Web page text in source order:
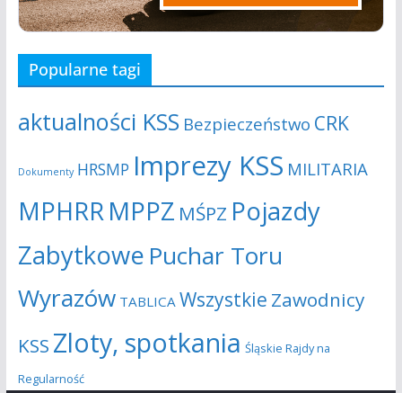
Popularne tagi
aktualności KSS Bezpieczeństwo CRK
Dokumenty HRSMP Imprezy KSS MILITARIA
MPHRRMPPZ MŚPZ Pojazdy
Zabytkowe Puchar Toru
Wyrazów TABLICA Wszystkie Zawodnicy
KSS Zloty, spotkania Śląskie Rajdy na
Regularność